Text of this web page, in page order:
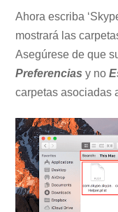
Ahora escriba
mostrará las
Asegúrese de que
Preferencias y no
carpetas asociadas